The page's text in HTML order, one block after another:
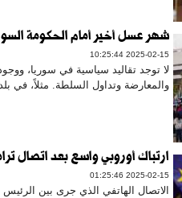
شهر عسل أخير أمام الحكومة
2025-02-15 10:25:44
لا توجد تقاليد سياسية في سوريا،
والمعارضة وتداول السلطة. مثلاً، في
ارتباك أوروبي واسع بعد اتصال
2025-02-15 01:25:46
الاتصال الهاتفي الذي جرى بين